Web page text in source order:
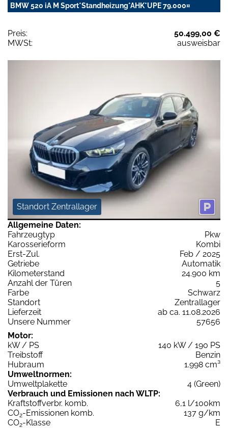
BMW 520 iA M Sport*Standheizung*AHK*UPE 79.000¤
Preis:
50.499,00 €
MWSt:
ausweisbar
Standort Zentrallager
Allgemeine Daten:
Fahrzeugtyp
Pkw
Karosserieform
Kombi
Erst-Zul.
Feb / 2025
Getriebe
Automatik
Kilometerstand
24.900 km
Anzahl der Türen
5
Farbe
Schwarz
Standort
Zentrallager
Lieferzeit
ab ca. 11.08.2026
Unsere Nummer
57656
Motor:
kW / PS
140 kW / 190 PS
Treibstoff
Benzin
Hubraum
1.998 cm³
Umweltnormen:
Umweltplakette
4 (Green)
Verbrauch und Emissionen nach WLTP:
Kraftstoffverbr. komb.
6,1 l/100km
CO2-Emissionen komb.
137 g/km
CO2-Klasse
E